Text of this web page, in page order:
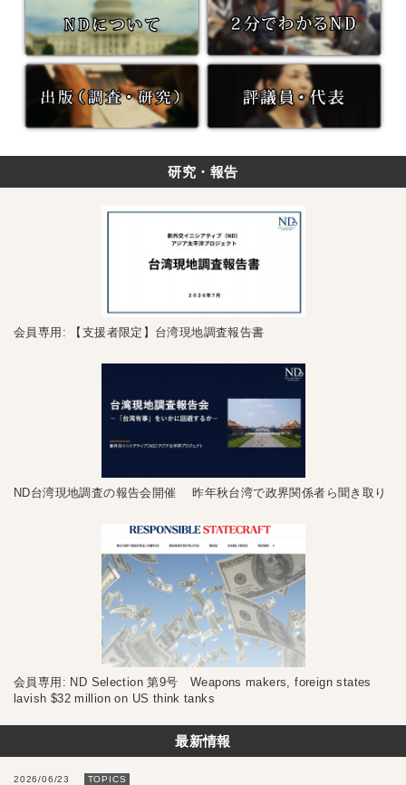
研究・報告
会員専用: 【支援者限定】台湾現地調査報告書
ND台湾現地調査の報告会開催 昨年秋台湾で政界関係者ら聞き取り
会員専用: ND Selection 第9号 Weapons makers, foreign states
lavish $32 million on US think tanks
最新情報
2026/06/23 TOPICS